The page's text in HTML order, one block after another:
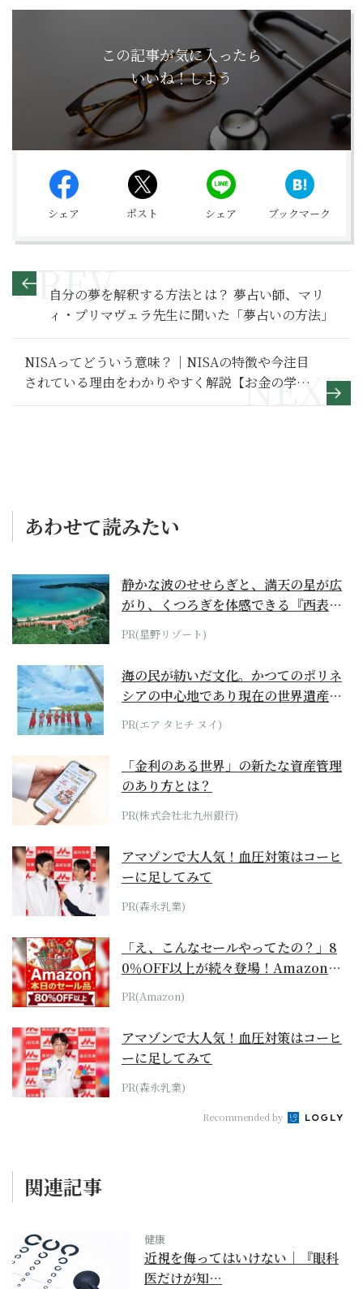
この記事が気に入ったら
いいね！しよう
シェア ポスト シェア ブックマーク
自分の夢を解釈する方法とは？ 夢占い師、マリ
ィ・プリマヴェラ先生に聞いた「夢占いの方法」
NISAってどういう意味？｜NISAの特徴や今注目
されている理由をわかりやすく解説【お金の学
校】
あわせて読みたい
静かな波のせせらぎと、満天の星が広
がり、くつろぎを体感できる『西表島
ホテル by...
PR(星野リゾート)
海の民が紡いだ文化。かつてのポリネ
シアの中心地であり現在の世界遺産か
らみえてくる...
PR(エア タヒチ ヌイ)
「金利のある世界」の新たな資産管理
のあり方とは？
PR(株式会社北九州銀行)
アマゾンで大人気！血圧対策はコーヒ
ーに足してみて
PR(森永乳業)
「え、こんなセールやってたの？」8
0％OFF以上が続々登場！Amazonの
本気が...
PR(Amazon)
アマゾンで大人気！血圧対策はコーヒ
ーに足してみて
PR(森永乳業)
Recommended by
関連記事
健康
近視を侮ってはいけない｜『眼科
医だけが知…